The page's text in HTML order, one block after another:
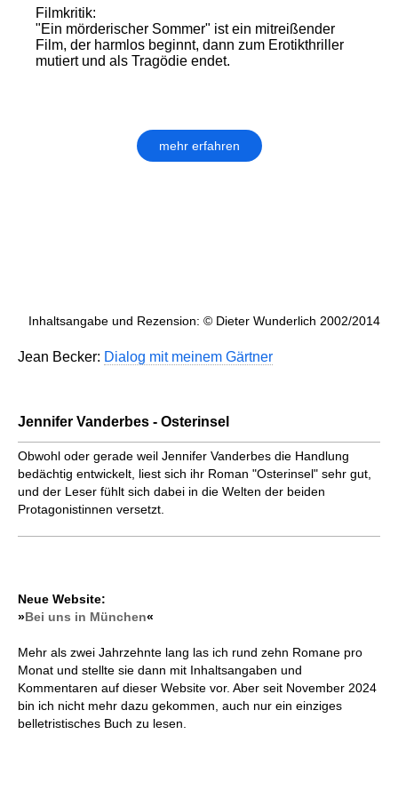
Filmkritik:
"Ein mörderischer Sommer" ist ein mitreißender
Film, der harmlos beginnt, dann zum Erotikthriller
mutiert und als Tragödie endet.
mehr erfahren
Inhaltsangabe und Rezension: © Dieter Wunderlich 2002/2014
Jean Becker: Dialog mit meinem Gärtner
Jennifer Vanderbes - Osterinsel
Obwohl oder gerade weil Jennifer Vanderbes die Handlung
bedächtig entwickelt, liest sich ihr Roman "Osterinsel" sehr gut,
und der Leser fühlt sich dabei in die Welten der beiden
Protagonistinnen versetzt.
Neue Website:
»Bei uns in München«
Mehr als zwei Jahrzehnte lang las ich rund zehn Romane pro
Monat und stellte sie dann mit Inhaltsangaben und
Kommentaren auf dieser Website vor. Aber seit November 2024
bin ich nicht mehr dazu gekommen, auch nur ein einziges
belletristisches Buch zu lesen.